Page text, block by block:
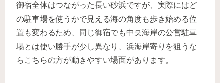
御宿全体はつながった長い砂浜ですが、実際にはど
の駐車場を使うかで見える海の角度も歩き始める位
置も変わるため、同じ御宿でも中央海岸の公営駐車
場とは使い勝手が少し異なり、浜海岸寄りを狙うな
らこちらの方が動きやすい場面があります。